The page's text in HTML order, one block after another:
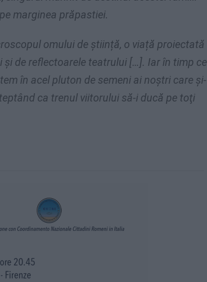
marginea prăpastiei.
omului de știință, o viață proiectată
de reflectoarele teatrului […]. Iar în timp ce
în acel pluton de semeni ai noștri care și-
ca trenul viitorului să-i ducă pe toţi